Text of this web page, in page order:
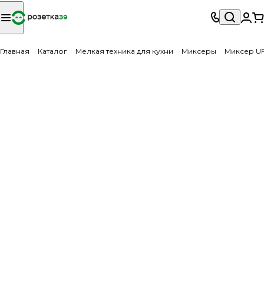
Главная Каталог Мелкая техника для кухни Миксеры Миксер